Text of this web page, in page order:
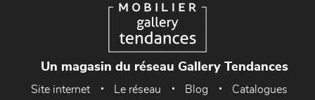
Un magasin du réseau Gallery Tendances
Site internet Le réseau Blog
Catalogues